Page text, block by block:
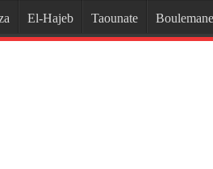
El-Hajeb Taounate Boulemane